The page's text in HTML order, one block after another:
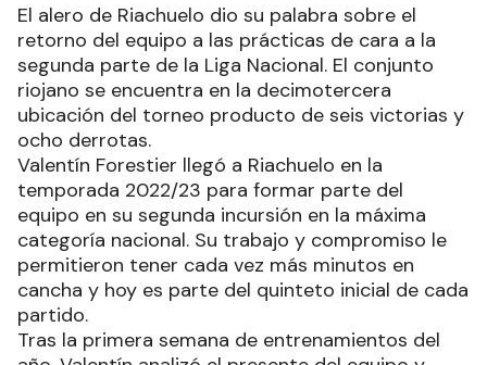
El alero de Riachuelo dio su palabra sobre el
retorno del equipo a las prácticas de cara a la
segunda parte de la Liga Nacional. El conjunto
riojano se encuentra en la decimotercera
ubicación del torneo producto de seis victorias y
ocho derrotas.
Valentín Forestier llegó a Riachuelo en la
temporada 2022/23 para formar parte del
equipo en su segunda incursión en la máxima
categoría nacional. Su trabajo y compromiso le
permitieron tener cada vez más minutos en
cancha y hoy es parte del quinteto inicial de cada
partido.
Tras la primera semana de entrenamientos del